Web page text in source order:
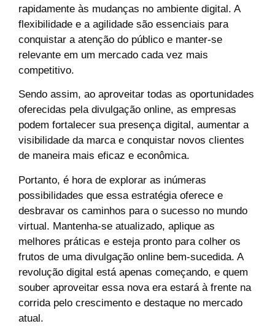
rapidamente às mudanças no ambiente digital. A
flexibilidade e a agilidade são essenciais para
conquistar a atenção do público e manter-se
relevante em um mercado cada vez mais
competitivo.
Sendo assim, ao aproveitar todas as oportunidades
oferecidas pela divulgação online, as empresas
podem fortalecer sua presença digital, aumentar a
visibilidade da marca e conquistar novos clientes
de maneira mais eficaz e econômica.
Portanto, é hora de explorar as inúmeras
possibilidades que essa estratégia oferece e
desbravar os caminhos para o sucesso no mundo
virtual. Mantenha-se atualizado, aplique as
melhores práticas e esteja pronto para colher os
frutos de uma divulgação online bem-sucedida. A
revolução digital está apenas começando, e quem
souber aproveitar essa nova era estará à frente na
corrida pelo crescimento e destaque no mercado
atual.